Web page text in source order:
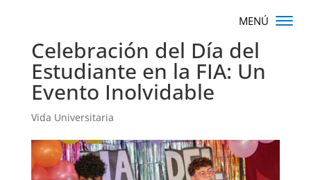
Celebración del Día del
Estudiante en la FIA: Un
Evento Inolvidable
Vida Universitaria